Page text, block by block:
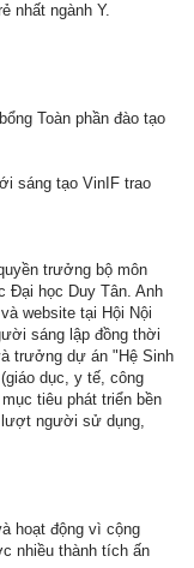
nhất ngành Y.
Toàn phần đào tạo
sáng tạo VinIF trao
trưởng bộ môn
Đại học Duy Tân. Anh
website tại Hội Nội
sáng lập đồng thời
trưởng dự án "Hệ Sinh
dục, y tế, công
tiêu phát triển bền
người sử dụng,
hoạt động vì cộng
nhiều thành tích ấn